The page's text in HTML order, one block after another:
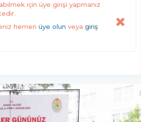
için üye girişi yapmanız
hemen üye olun veya giriş